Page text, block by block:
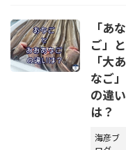
「あな
ご」と
「大あ
なご」
の違い
は？
海彦ブ